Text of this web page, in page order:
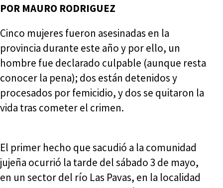
POR MAURO RODRIGUEZ
Cinco mujeres fueron asesinadas en la
provincia durante este año y por ello, un
hombre fue declarado culpable (aunque resta
conocer la pena); dos están detenidos y
procesados por femicidio, y dos se quitaron la
vida tras cometer el crimen.
El primer hecho que sacudió a la comunidad
jujeña ocurrió la tarde del sábado 3 de mayo,
en un sector del río Las Pavas, en la localidad